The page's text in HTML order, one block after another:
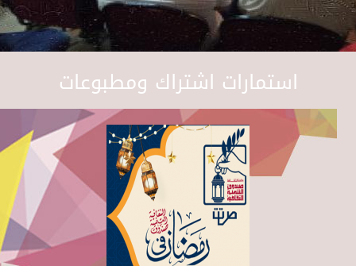
استمارات اشتراك ومطبوعات